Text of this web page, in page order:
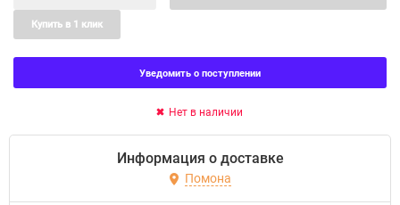
Купить в 1 клик
Уведомить о поступлении
Нет в наличии
Информация о доставке
Помона